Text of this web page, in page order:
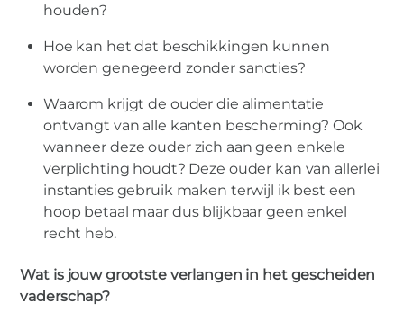
houden?
Hoe kan het dat beschikkingen kunnen
worden genegeerd zonder sancties?
Waarom krijgt de ouder die alimentatie
ontvangt van alle kanten bescherming? Ook
wanneer deze ouder zich aan geen enkele
verplichting houdt? Deze ouder kan van allerlei
instanties gebruik maken terwijl ik best een
hoop betaal maar dus blijkbaar geen enkel
recht heb.
Wat is jouw grootste verlangen in het gescheiden
vaderschap?